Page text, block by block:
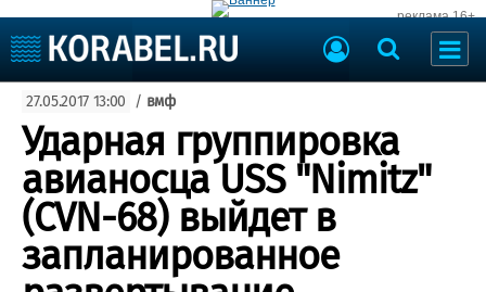
реклама 16+
Судоходство
Судоремонт
События
Пресс-релизы
Порты
Рыболовство
ВМФ
Образование
Яхты и катера
Еще
27.05.2017 13:00 / вмф
Ударная группировка
авианосца USS "Nimitz"
(CVN-68) выйдет в
запланированное